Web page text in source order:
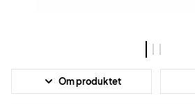
Om produktet